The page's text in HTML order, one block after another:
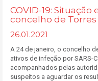
COVID-19:
concelho de Torres
26.01.2021
A 24 de janeiro, o concelho
ativos de infeção por SARS-
acompanhados pelas
suspeitos a aguardar os